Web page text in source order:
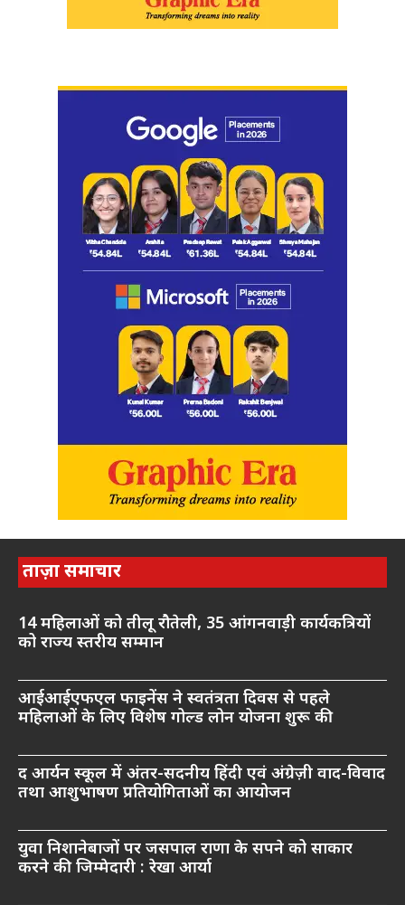
ताज़ा समाचार
14 महिलाओं को तीलू रौतेली, 35 आंगनवाड़ी कार्यकत्रियों
को राज्य स्तरीय सम्मान
आईआईएफएल फाइनेंस ने स्वतंत्रता दिवस से पहले
महिलाओं के लिए विशेष गोल्ड लोन योजना शुरू की
द आर्यन स्कूल में अंतर-सदनीय हिंदी एवं अंग्रेज़ी वाद-विवाद
तथा आशुभाषण प्रतियोगिताओं का आयोजन
युवा निशानेबाजों पर जसपाल राणा के सपने को साकार
करने की जिम्मेदारी : रेखा आर्या